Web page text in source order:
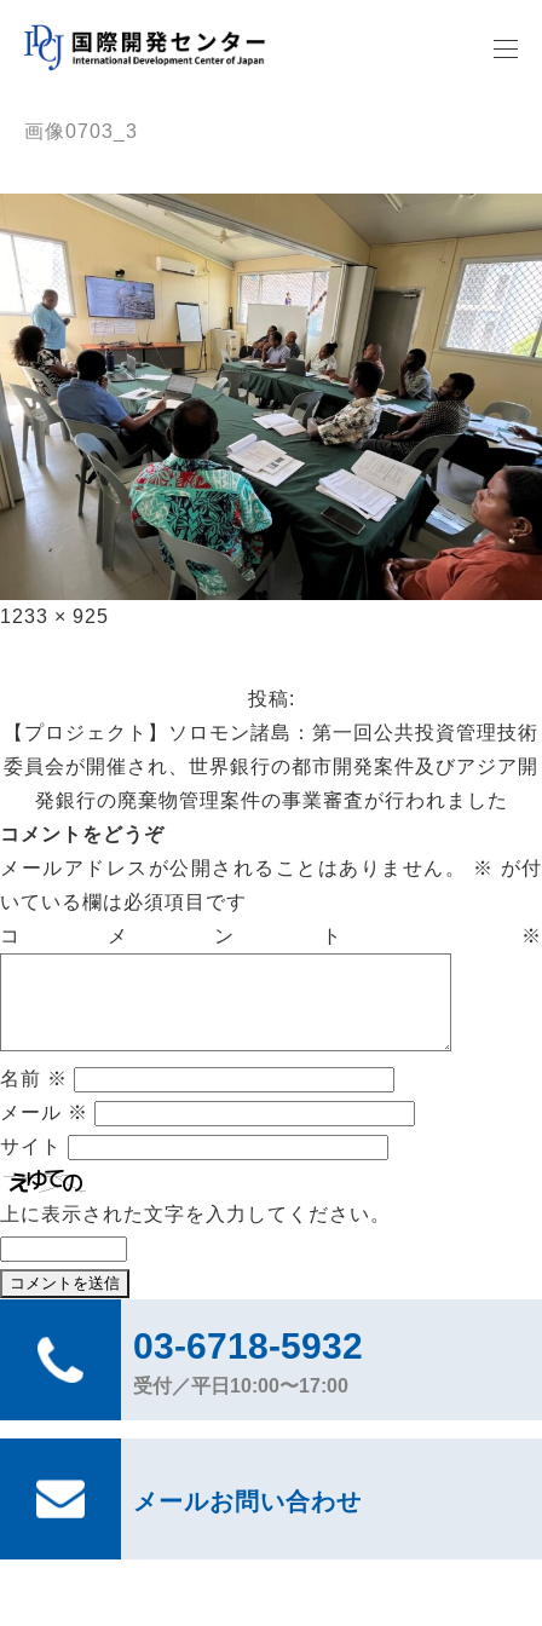
画像0703_3
1233 × 925
投稿:
【プロジェクト】ソロモン諸島：第一回公共投資管理技術
委員会が開催され、世界銀行の都市開発案件及びアジア開
発銀行の廃棄物管理案件の事業審査が行われました
コメントをどうぞ
メールアドレスが公開されることはありません。
※ が付
いている欄は必須項目です
コメント
※
名前 ※
メール ※
サイト
上に表示された文字を入力してください。
03-6718-5932
受付／平日10:00〜17:00
メールお問い合わせ